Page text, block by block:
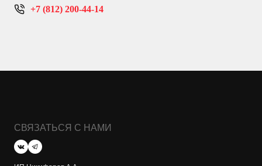
+7 (812) 200-44-14
СВЯЗАТЬСЯ С НАМИ